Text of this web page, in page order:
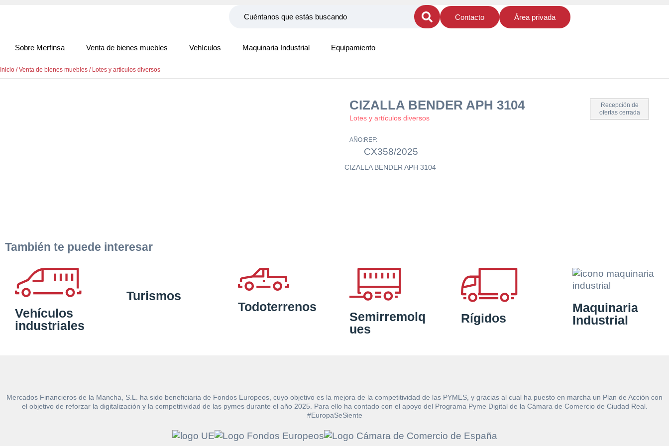
Contacto Área privada
Sobre Merfinsa Venta de bienes muebles Vehículos Maquinaria Industrial Equipamiento
Inicio /Venta de bienes muebles / Lotes y artículos diversos
CIZALLA BENDER APH 3104
Lotes y artículos diversos
Recepción de
ofertas cerrada
AÑO:REF:
CX358/2025
CIZALLA BENDER APH 3104
También te puede interesar
Vehículos
industriales
Turismos
Todoterrenos
Semirremolq
ues
Rígidos
Maquinaria
Industrial
Mercados Financieros de la Mancha, S.L. ha sido beneficiaria de Fondos Europeos, cuyo objetivo es la mejora de la competitividad de las PYMES, y gracias al cual ha puesto en marcha un Plan de Acción con
el objetivo de reforzar la digitalización y la competitividad de las pymes durante el año 2025. Para ello ha contado con el apoyo del Programa Pyme Digital de la Cámara de Comercio de Ciudad Real.
#EuropaSeSiente